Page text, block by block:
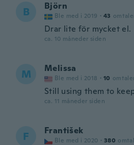
B Björn
Ble med i 2019 · 43
Drar lite för mycket el.
ca. 10 måneder siden
M Melissa
Ble med i 2018 · 10
Still using them to
ca. 11 måneder siden
F František
Ble med i 2020 · 380